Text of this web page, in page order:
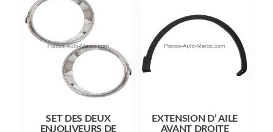
SET DES DEUX
ENJOLIVEURS DE
EXTENSION D’ AILE
AVANT DROITE